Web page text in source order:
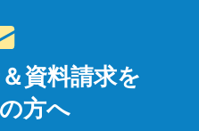
資料請求を
方へ